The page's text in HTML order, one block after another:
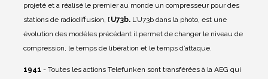
projeté et a réalisé le premier au monde un compresseur pour des
stations de radiodiffusion, l’U73b. L’U73b dans la photo, est une
évolution des modèles précédant il permet de changer le niveau de
compression, le temps de libération et le temps d’attaque.
1941 - Toutes les actions Telefunken sont transférées à la AEG qui